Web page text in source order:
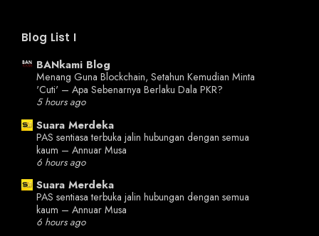
Blog List I
BANkami Blog
Menang Guna Blockchain, Setahun Kemudian Minta
'Cuti' – Apa Sebenarnya Berlaku Dala PKR?
5 hours ago
Suara Merdeka
PAS sentiasa terbuka jalin hubungan dengan semua
kaum – Annuar Musa
6 hours ago
Suara Merdeka
PAS sentiasa terbuka jalin hubungan dengan semua
kaum – Annuar Musa
6 hours ago